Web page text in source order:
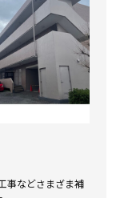
事などさまざま補